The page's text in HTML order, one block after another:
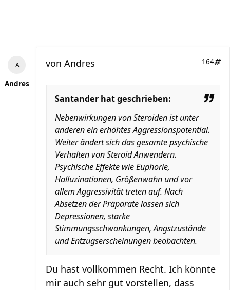
Andres
164
von Andres
Santander hat geschrieben:
Nebenwirkungen von Steroiden ist unter
anderen ein erhöhtes Aggressionspotential.
Weiter ändert sich das gesamte psychische
Verhalten von Steroid Anwendern.
Psychische Effekte wie Euphorie,
Halluzinationen, Größenwahn und vor
allem Aggressivität treten auf. Nach
Absetzen der Präparate lassen sich
Depressionen, starke
Stimmungsschwankungen, Angstzustände
und Entzugserscheinungen beobachten.
Du hast vollkommen Recht. Ich könnte
mir auch sehr gut vorstellen, dass